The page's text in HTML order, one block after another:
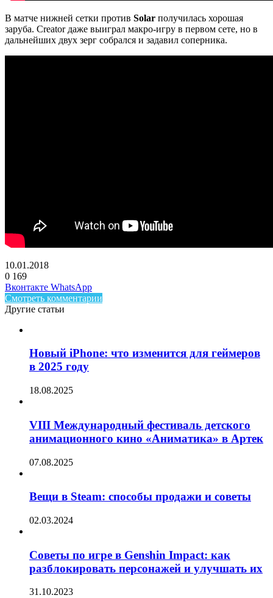
В матче нижней сетки против Solar получилась хорошая
заруба. Creator даже выиграл макро-игру в первом сете, но в
дальнейших двух зерг собрался и задавил соперника.
10.01.2018
0 169
Facebook
Twitter
LinkedIn
Вконтакте WhatsAppTelegram
Смотреть комментарии
Другие статьи
Новый iPhone: что изменится для геймеров
в 2025 году
18.08.2025
VIII Международный фестиваль детского
анимационного кино «Аниматика» в Артек
07.08.2025
Вещи в Steam: способы продажи и советы
02.03.2024
Советы по игре в Genshin Impact: как
разблокировать персонажей и улучшать их
31.10.2023